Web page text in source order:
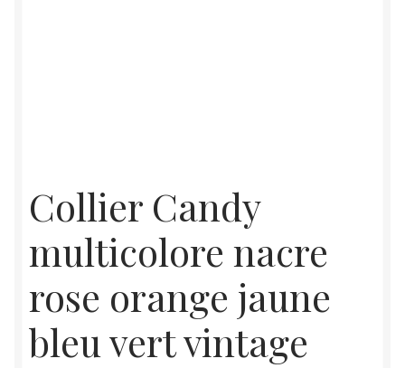
Collier Candy
multicolore nacre
rose orange jaune
bleu vert vintage